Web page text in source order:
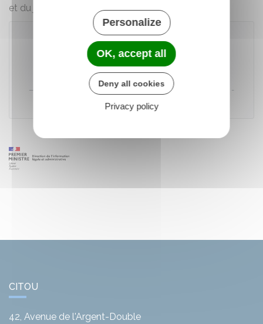
et du jeudi 9 mai 2024.
Télécharger le formulaire
Direction de l'information légale et administrative (Dila) -
Premier ministre
CITOU
42, Avenue de l'Argent-Double
Personalize
OK, accept all
Deny all cookies
Privacy policy